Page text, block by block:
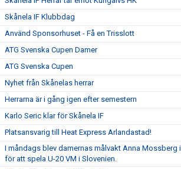
Skånela IF Klubbdag
Använd Sponsorhuset - Få en Trisslott
ATG Svenska Cupen Damer
ATG Svenska Cupen
Nyhet från Skånelas herrar
Herrarna är i gång igen efter semestern
Karlo Seric klar för Skånela IF
Platsansvarig till Heat Express Arlandastad!
I måndags blev damernas målvakt Anna Mossberg
för att spela U-20 VM i Slovenien.